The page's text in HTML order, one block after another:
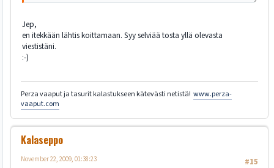
Jep,
en itekkään lähtis koittamaan. Syy selviää tosta yllä olevasta
viestistäni.
:-)
Perza vaaput ja tasurit kalastukseen kätevästi netistä! www.perza-
vaaput.com
Kalaseppo
#15
November 22, 2009, 01:38:23